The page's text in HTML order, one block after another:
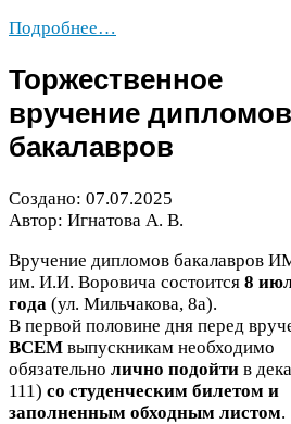
Подробнее…
Торжественное
вручение дипломов
бакалавров
Создано: 07.07.2025
Автор: Игнатова А. В.
Вручение дипломов бакалавров
им. И.И. Воровича состоится 8
года (ул. Мильчакова, 8а).
В первой половине дня перед
ВСЕМ выпускникам необходимо
обязательно лично подойти в
111) со студенческим билетом и
заполненным обходным листом.